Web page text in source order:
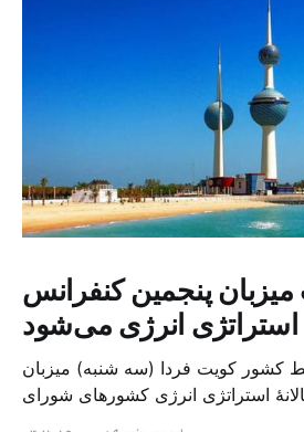
پنجمین کنفرانس
استراتژی انرژی می‌شود
کشور کویت فردا (سه شنبه) میزبان
استراتژی انرژی کشورهای شورای